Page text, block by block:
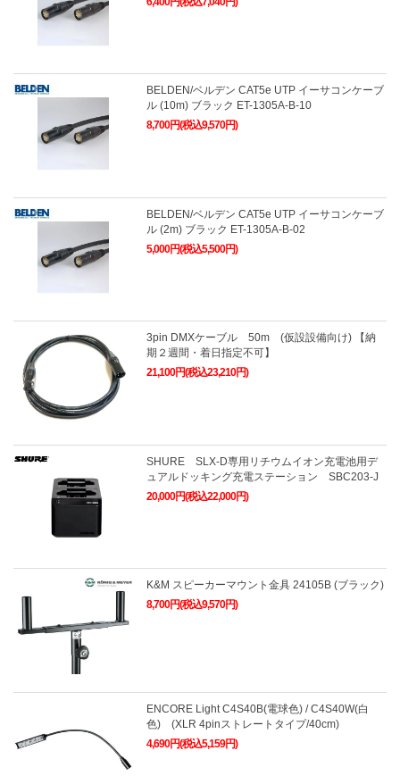
BELDEN/ベルデン CAT5e UTP イーサコンケーブ
ル (10m) ブラック ET-1305A-B-10
8,700円(税込9,570円)
BELDEN/ベルデン CAT5e UTP イーサコンケーブ
ル (2m) ブラック ET-1305A-B-02
5,000円(税込5,500円)
3pin DMXケーブル 50m (仮設設備向け) 【納
期２週間・着日指定不可】
21,100円(税込23,210円)
SHURE SLX-D専用リチウムイオン充電池用デ
ュアルドッキング充電ステーション SBC203-J
20,000円(税込22,000円)
K&M スピーカーマウント金具 24105B (ブラック)
8,700円(税込9,570円)
ENCORE Light C4S40B(電球色) / C4S40W(白
色) (XLR 4pinストレートタイプ/40cm)
4,690円(税込5,159円)